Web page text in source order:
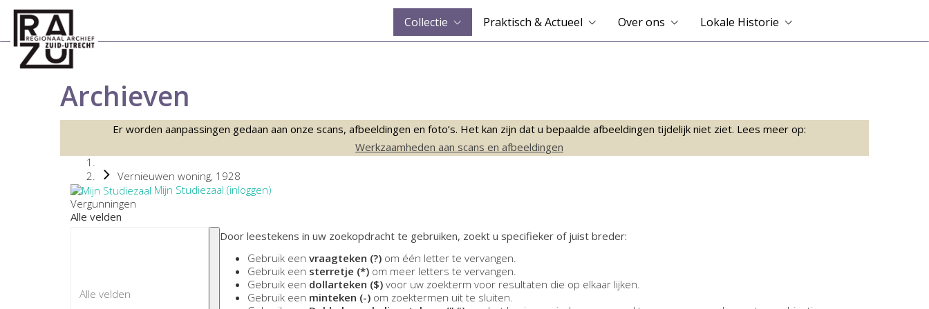
Collectie Praktisch & Actueel Over ons Lokale Historie
Archieven
Er worden aanpassingen gedaan aan onze scans, afbeeldingen en foto’s. Het kan zijn dat u bepaalde afbeeldingen tijdelijk niet ziet. Lees meer op:
Werkzaamheden aan scans en afbeeldingen
Vernieuwen woning, 1928
Mijn Studiezaal (inloggen)
Vergunningen
Alle velden
Door leestekens in uw zoekopdracht te gebruiken, zoekt u specifieker of juist breder:
Gebruik een vraagteken (?) om één letter te vervangen.
Gebruik een sterretje (*) om meer letters te vervangen.
Gebruik een dollarteken ($) voor uw zoekterm voor resultaten die op elkaar lijken.
Gebruik een minteken (-) om zoektermen uit te sluiten.